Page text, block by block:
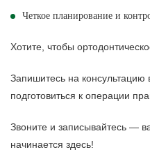
Четкое планирование и
Хотите, чтобы
Запишитесь на
подготовиться к операции
Звоните и записывайтесь —
начинается здесь!